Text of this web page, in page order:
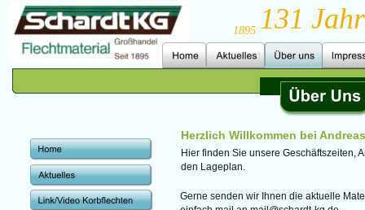
Herzlich Willkommen bei
Hier finden Sie unsere Geschäftszeiten,
den Lageplan.
Gerne senden wir Ihnen die aktuelle
131
1895
Update cookies preferences